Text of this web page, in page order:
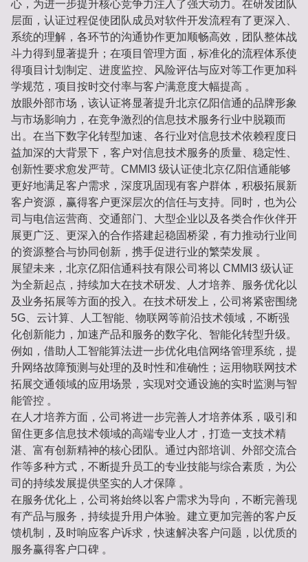
心，为进一步提升核心竞争力注入了强大动力。在研发团队
层面，认证过程促使团队成员对软件开发流程有了更深入、
系统的理解，各环节的沟通协作更加顺畅高效，团队整体战
斗力得到显著提升；在项目管理方面，标准化的流程体系使
得项目计划制定、进度监控、风险评估与应对等工作更加科
学规范，项目按时交付率与客户满意度大幅提高 。
放眼外部市场，该认证将显著提升北京亿阳信通的品牌形象
与市场影响力，在竞争激烈的信息技术服务行业中脱颖而
出。在当下数字化转型加速、各行业对信息技术依赖程度日
益加深的大背景下，客户对信息技术服务的质量、稳定性、
创新性要求愈发严苛。CMMI3 级认证使北京亿阳信通能够
更好地满足客户需求，深度巩固现有客户群体，积极拓展新
客户资源，赢得客户更深层次的信任与支持。同时，也为公
司与电信运营商、交通部门、大型企业以及各类合作伙伴开
展更广泛、更深入的合作搭建起稳固桥梁，有力推动行业间
的资源整合与协同创新，携手促进行业的繁荣发展 。
展望未来，北京亿阳信通科技有限公司将以 CMMI3 级认证
为全新起点，持续加大在技术研发、人才培养、服务优化以
及业务拓展等方面的投入。在技术研发上，公司将紧密围绕
5G、云计算、人工智能、物联网等前沿技术领域，不断强
化创新能力，加速产品和服务的数字化、智能化转型升级。
例如，借助人工智能算法进一步优化电信网络管理系统，提
升网络故障预测与处理的及时性和准确性；运用物联网技术
拓展交通领域的应用场景，实现对交通设施的实时监测与智
能管控 。
在人才培养方面，公司将进一步完善人才培养体系，吸引和
留住更多信息技术领域的高端专业人才，打造一支技术精
湛、富有创新精神的核心团队。通过内部培训、外部交流合
作等多种方式，不断提升员工的专业技能与综合素质，为公
司的持续发展提供坚实的人才保障 。
在服务优化上，公司将始终以客户需求为导向，不断完善现
有产品与服务，持续提升用户体验。建立更加完善的客户反
馈机制，及时响应客户诉求，快速解决客户问题，以优质的
服务赢得客户口碑 。